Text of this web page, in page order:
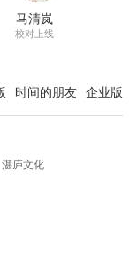
马清岚
校对上线
时间的朋友 企业版
湛庐文化